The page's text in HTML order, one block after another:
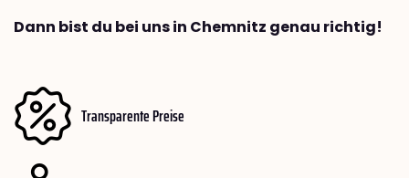
Dann bist du bei uns in Chemnitz genau richtig!
Transparente Preise